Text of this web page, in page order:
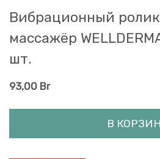
Вибрационный
массажёр
шт.
93,00 Br
В